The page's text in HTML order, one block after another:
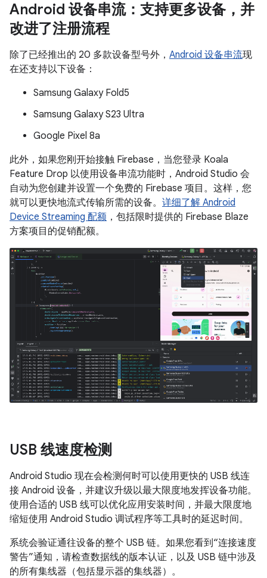
Android 设备串流：支持更多设备，并
改进了注册流程
除了已经推出的 20 多款设备型号外， Android 设备串流现
在还支持以下设备：
Samsung Galaxy Fold5
Samsung Galaxy S23 Ultra
Google Pixel 8a
此外，如果您刚开始接触 Firebase，当您登录 Koala
Feature Drop 以使用设备串流功能时，Android Studio 会
自动为您创建并设置一个免费的 Firebase 项目。这样，您
就可以更快地流式传输所需的设备。 详细了解 Android
Device Streaming 配额 ，包括限时提供的 Firebase Blaze
方案项目的促销配额。
USB 线速度检测
Android Studio 现在会检测何时可以使用更快的 USB 线连
接 Android 设备，并建议升级以最大限度地发挥设备功能。
使用合适的 USB 线可以优化应用安装时间，并最大限度地
缩短使用 Android Studio 调试程序等工具时的延迟时间。
系统会验证通往设备的整个 USB 链。如果您看到“连接速度
警告”通知，请检查数据线的版本认证，以及 USB 链中涉及
的所有集线器（包括显示器的集线器）。